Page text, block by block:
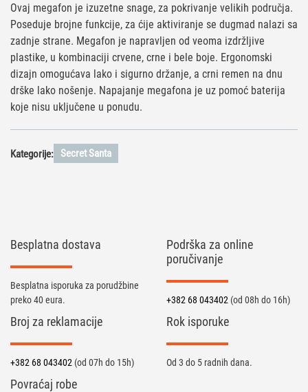
Ovaj megafon je izuzetne snage, za pokrivanje velikih područja.
Poseduje brojne funkcije, za ćije aktiviranje se dugmad nalazi sa
zadnje strane. Megafon je napravljen od veoma izdržljive
plastike, u kombinaciji crvene, crne i bele boje. Ergonomski
dizajn omogućava lako i sigurno držanje, a crni remen na dnu
drške lako nošenje. Napajanje megafona je uz pomoć baterija
koje nisu uključene u ponudu.
Kategorije: Secret Santa
Besplatna dostava
Besplatna isporuka za porudžbine
preko 40 eura.
Podrška za online
poručivanje
+382 68 043402 (od 08h do 16h)
Broj za reklamacije
+382 68 043402 (od 07h do 15h)
Rok isporuke
Od 3 do 5 radnih dana.
Povraćaj robe